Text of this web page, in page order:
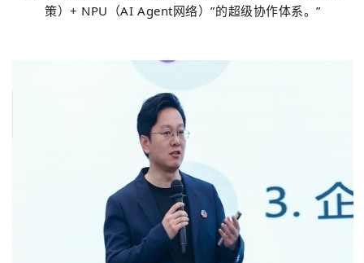
策）+ NPU（AI Agent网络）”的超级协作体系。”